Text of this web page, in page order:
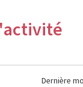
Dernière